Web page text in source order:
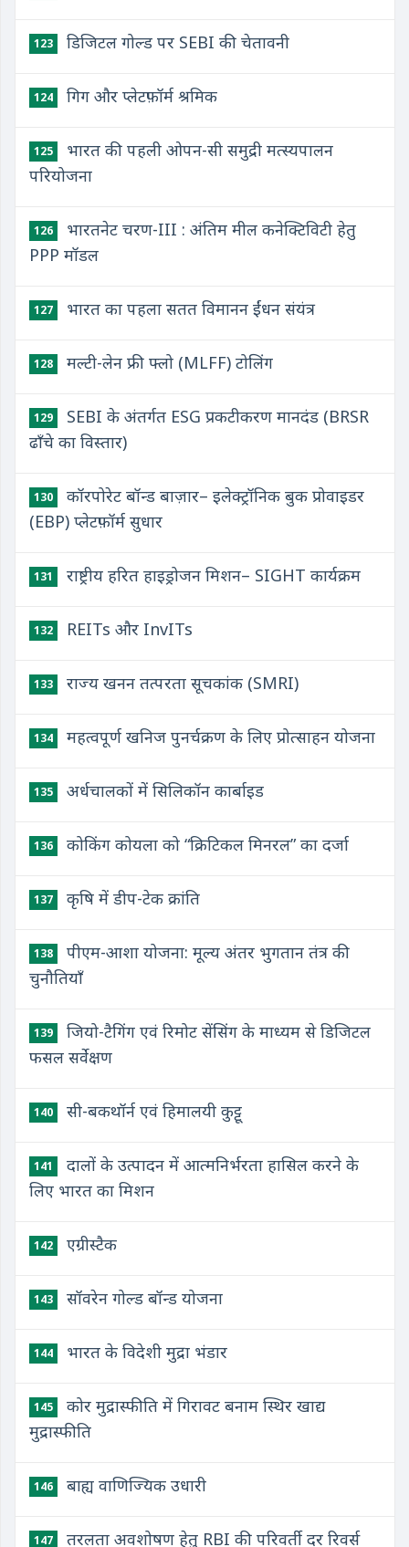
123 डिजिटल गोल्ड पर SEBI की चेतावनी
124 गिग और प्लेटफ़ॉर्म श्रमिक
125
भारत की पहली ओपन-सी समुद्री मत्स्यपालन
परियोजना
126
भारतनेट चरण-III : अंतिम मील कनेक्टिविटी हेतु
PPP मॉडल
127 भारत का पहला सतत विमानन ईंधन संयंत्र
128 मल्टी-लेन फ्री फ्लो (MLFF) टोलिंग
129
SEBI के अंतर्गत ESG प्रकटीकरण मानदंड (BRSR
ढाँचे का विस्तार)
130
कॉरपोरेट बॉन्ड बाज़ार– इलेक्ट्रॉनिक बुक प्रोवाइडर
(EBP) प्लेटफ़ॉर्म सुधार
131 राष्ट्रीय हरित हाइड्रोजन मिशन– SIGHT कार्यक्रम
132 REITs और InvITs
133 राज्य खनन तत्परता सूचकांक (SMRI)
134 महत्वपूर्ण खनिज पुनर्चक्रण के लिए प्रोत्साहन योजना
135 अर्धचालकों में सिलिकॉन कार्बाइड
136 कोकिंग कोयला को “क्रिटिकल मिनरल” का दर्जा
137 कृषि में डीप-टेक क्रांति
138
पीएम-आशा योजना: मूल्य अंतर भुगतान तंत्र की
चुनौतियाँ
139
जियो-टैगिंग एवं रिमोट सेंसिंग के माध्यम से डिजिटल
फसल सर्वेक्षण
140 सी-बकथॉर्न एवं हिमालयी कुट्टू
141
दालों के उत्पादन में आत्मनिर्भरता हासिल करने के
लिए भारत का मिशन
142 एग्रीस्टैक
143 सॉवरेन गोल्ड बॉन्ड योजना
144 भारत के विदेशी मुद्रा भंडार
145
कोर मुद्रास्फीति में गिरावट बनाम स्थिर खाद्य
मुद्रास्फीति
146 बाह्य वाणिज्यिक उधारी
147 तरलता अवशोषण हेतु RBI की परिवर्ती दर रिवर्स